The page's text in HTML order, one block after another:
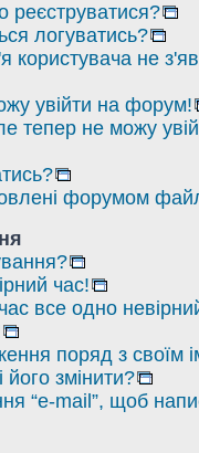
реєструватися?
логуватись?
користувача не
увійти на форум!
тепер не можу
форумом
час!
все одно
поряд з своїм
змінити?
“e-mail”, щоб